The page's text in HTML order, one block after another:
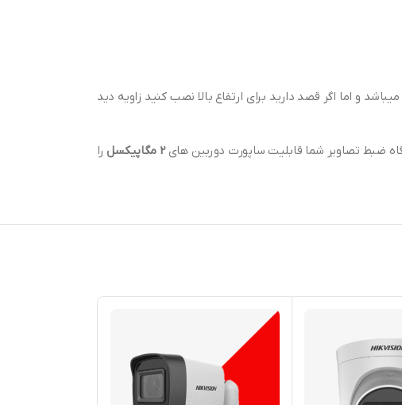
تهیه کنید پیشنهاد ما لنز 2.8 میلی متر به خاطر زاویه دید باز تر میباشد و اما اگر قصد دارید برای ارتفاع بالا نصب کنید زاویه دید
2 مگاپیکسل
را